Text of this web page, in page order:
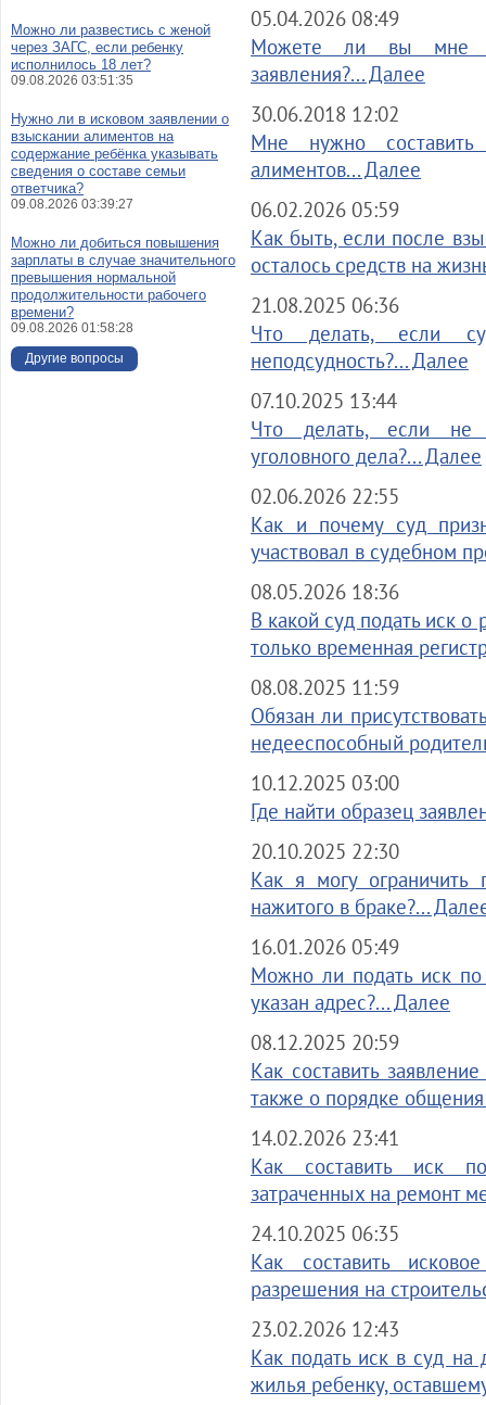
05.04.2026 08:49
Можете ли вы мне
заявления?... Далее
30.06.2018 12:02
Мне нужно составить
алиментов... Далее
06.02.2026 05:59
Как быть, если после
осталось средств на
21.08.2025 06:36
Что делать, если
неподсудность?... Далее
07.10.2025 13:44
Что делать, если не
уголовного дела?... Далее
02.06.2026 22:55
Как и почему суд
участвовал в судебном
08.05.2026 18:36
В какой суд подать иск о
только временная
08.08.2025 11:59
Обязан ли
недееспособный
10.12.2025 03:00
Где найти образец
20.10.2025 22:30
Как я могу
нажитого в браке?...
16.01.2026 05:49
Можно ли подать иск
указан адрес?... Далее
08.12.2025 20:59
Как составить
также о порядке
14.02.2026 23:41
Как составить иск
затраченных на ремонт
24.10.2025 06:35
Как составить
разрешения на
23.02.2026 12:43
Как подать иск в суд на
жилья ребенку,
Можно ли развестись с женой
через ЗАГС, если ребенку
исполнилось 18 лет?
09.08.2026 03:51:35
Нужно ли в исковом заявлении о
взыскании алиментов на
содержание ребёнка указывать
сведения о составе семьи
ответчика?
09.08.2026 03:39:27
Можно ли добиться повышения
зарплаты в случае значительного
превышения нормальной
продолжительности рабочего
времени?
09.08.2026 01:58:28
Другие вопросы